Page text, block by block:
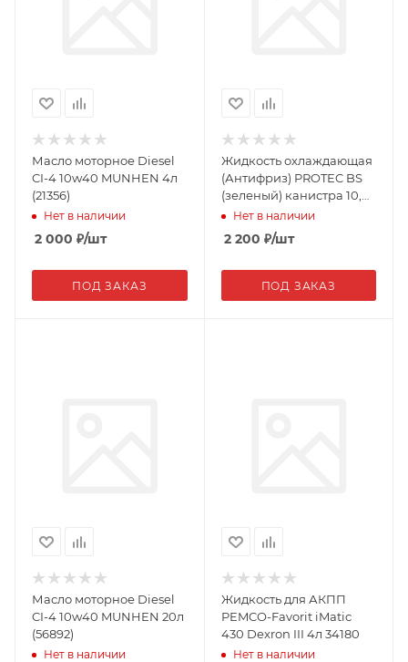
Масло моторное Diesel
CI-4 10w40 MUNHEN 4л
(21356)
Нет в наличии
2 000 ₽/шт
ПОД ЗАКАЗ
Жидкость охлаждающая
(Антифриз) PROTEC BS
(зеленый) канистра 10,0
кг (02308)
Нет в наличии
2 200 ₽/шт
ПОД ЗАКАЗ
Масло моторное Diesel
CI-4 10w40 MUNHEN 20л
(56892)
Нет в наличии
Жидкость для АКПП
PEMCO-Favorit iMatic
430 Dexron III 4л 34180
Нет в наличии